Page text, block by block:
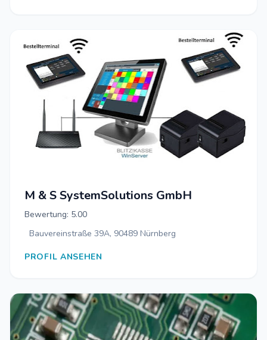
M & S SystemSolutions GmbH
Bewertung: 5.00
Bauvereinstraße 39A, 90489 Nürnberg
PROFIL ANSEHEN